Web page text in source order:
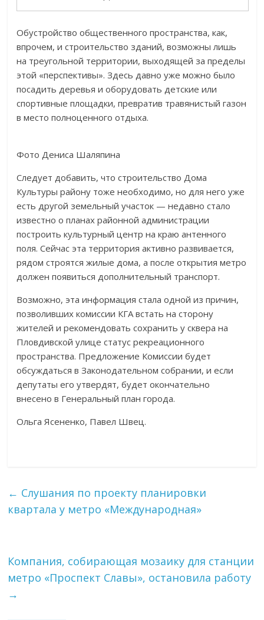
Обустройство общественного пространства, как,
впрочем, и строительство зданий, возможны лишь
на треугольной территории, выходящей за пределы
этой «перспективы». Здесь давно уже можно было
посадить деревья и оборудовать детские или
спортивные площадки, превратив травянистый газон
в место полноценного отдыха.
Фото Дениса Шаляпина
Следует добавить, что строительство Дома
Культуры району тоже необходимо, но для него уже
есть другой земельный участок — недавно стало
известно о планах районной администрации
построить культурный центр на краю антенного
поля. Сейчас эта территория активно развивается,
рядом строятся жилые дома, а после открытия метро
должен появиться дополнительный транспорт.
Возможно, эта информация стала одной из причин,
позволивших комиссии КГА встать на сторону
жителей и рекомендовать сохранить у сквера на
Пловдивской улице статус рекреационного
пространства. Предложение Комиссии будет
обсуждаться в Законодательном собрании, и если
депутаты его утвердят, будет окончательно
внесено в Генеральный план города.
Ольга Ясененко, Павел Швец.
← Слушания по проекту планировки
квартала у метро «Международная»
Компания, собирающая мозаику для станции
метро «Проспект Славы», остановила работу
→